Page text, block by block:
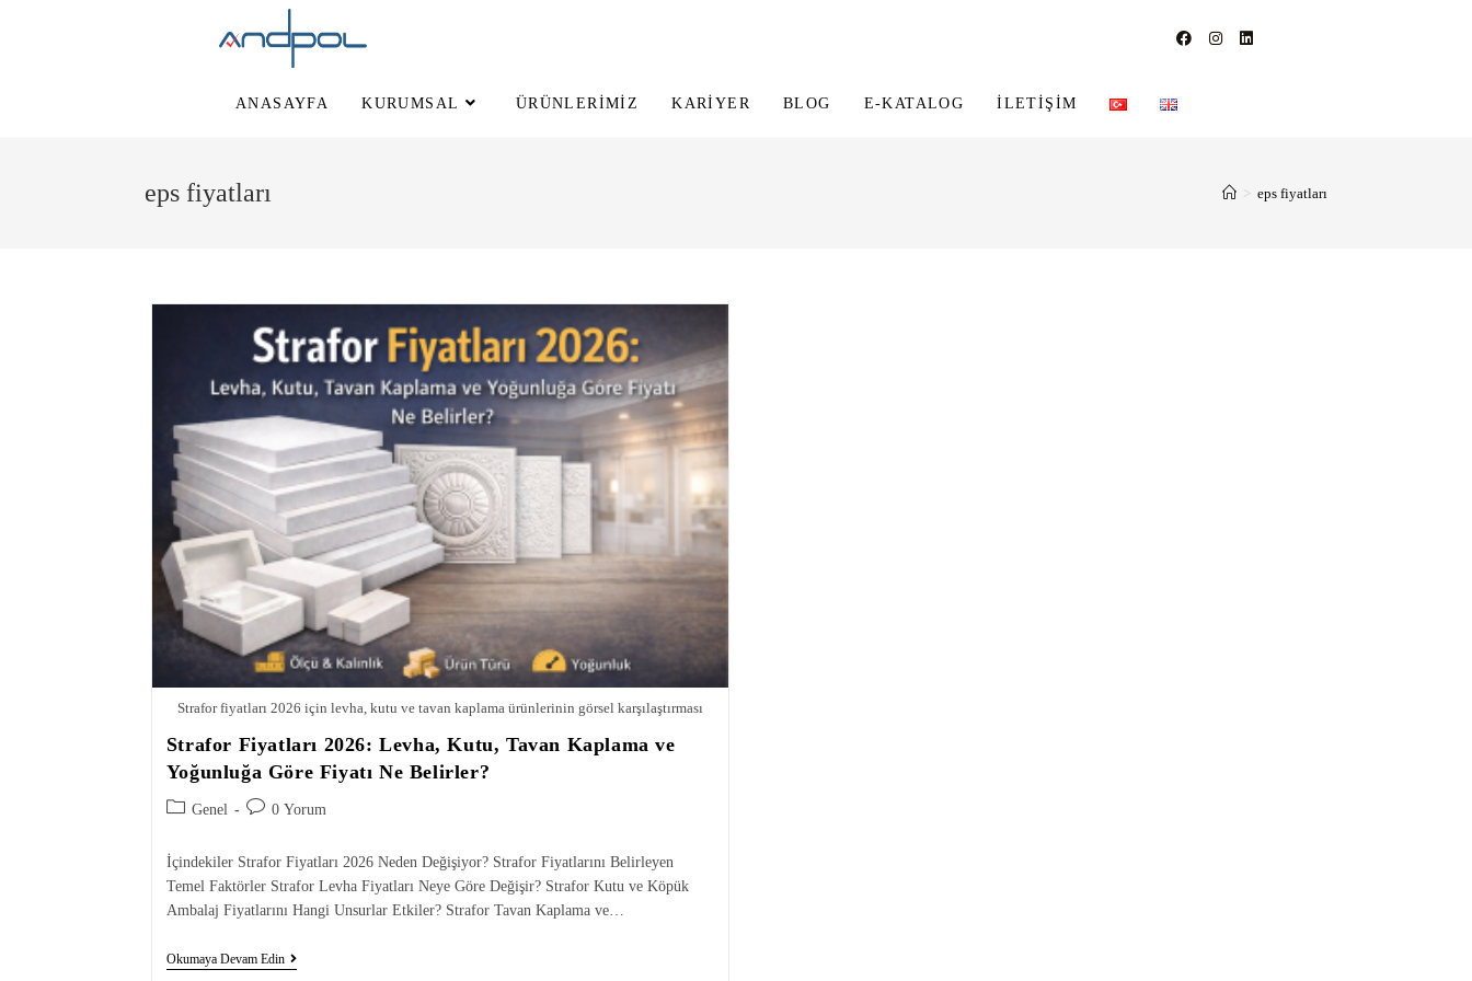
ANASAYFA KURUMSAL ÜRÜNLERIMIZ KARIYER BLOG E-KATALOG İLETIŞIM
eps fiyatları > eps fiyatları
Strafor fiyatları 2026 için levha, kutu ve tavan kaplama ürünlerinin görsel karşılaştırması
Strafor Fiyatları 2026: Levha, Kutu, Tavan Kaplama ve
Yoğunluğa Göre Fiyatı Ne Belirler?
Genel 0 Yorum
İçindekiler Strafor Fiyatları 2026 Neden Değişiyor? Strafor Fiyatlarını Belirleyen
Temel Faktörler Strafor Levha Fiyatları Neye Göre Değişir? Strafor Kutu ve Köpük
Ambalaj Fiyatlarını Hangi Unsurlar Etkiler? Strafor Tavan Kaplama ve…
Okumaya Devam Edin